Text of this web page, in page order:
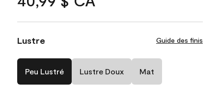
Lustre Guide des finis
Peu Lustré Lustre Doux Mat